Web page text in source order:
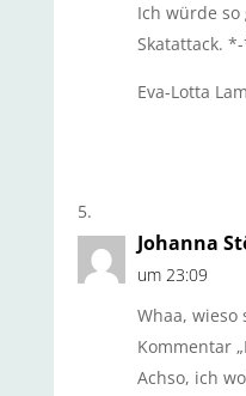
Ich würde
Skatattack.
Eva-Lotta
Johanna
um 23:09
Whaa,
Kommentar
Achso, ich